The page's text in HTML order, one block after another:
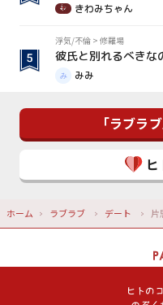
きわみちゃん
浮気/不倫 > 修羅場
彼氏と別れるべきな
みみ
「ラブラ
ホーム ラブラブ デート 片